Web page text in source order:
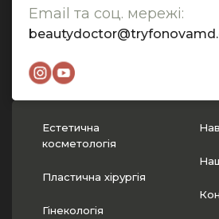
Естетична
косметологія
Пластична хірургія
Гінекологія
Email та соц. мережі: